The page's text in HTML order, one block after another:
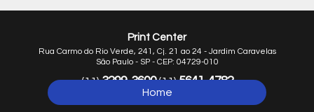
Print Center
Rua Carmo do Rio Verde, 241, Cj. 21 ao 24 - Jardim Caravelas
São Paulo - SP - CEP: 04729-010
(11)3299-3600(11)5641-4782
5641-1254
Home